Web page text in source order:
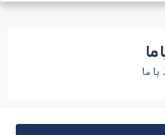
ما
با ما